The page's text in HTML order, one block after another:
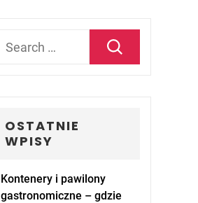
OSTATNIE
WPISY
Kontenery i pawilony
gastronomiczne – gdzie